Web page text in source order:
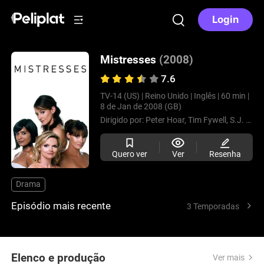
Login
Mistresses (2008)
7.6
TV-14 (US) | Reino Unido | Inglês | 60 min |
8 de Jan de 2008 (GB)
Dirigido por: Peter Hoar, Tim Fywell, S.J. Clarkson,
Quero ver Ver Resenha
Drama
Episódio mais recente 3 Temporadas
Elenco e produção Ver mais